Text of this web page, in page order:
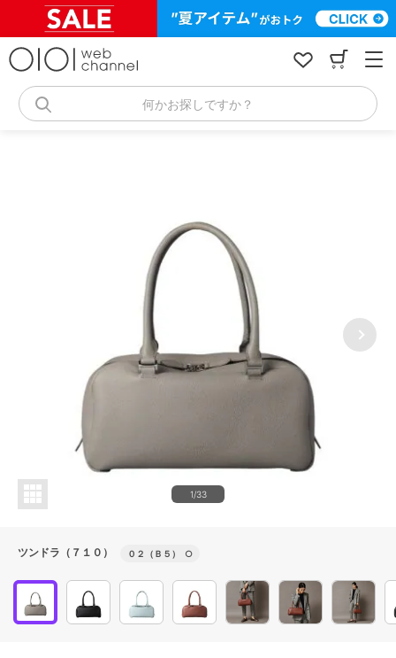
何かお探しですか？
1/33
ツンドラ（７１０） ０２（Ｂ５） ○